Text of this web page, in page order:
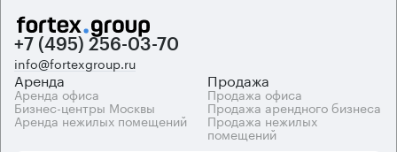
+7 (495) 256-03-70
info@fortexgroup.ru
Аренда
Аренда офиса
Бизнес-центры Москвы
Аренда нежилых помещений
Продажа
Продажа офиса
Продажа арендного бизнеса
Продажа нежилых
помещений